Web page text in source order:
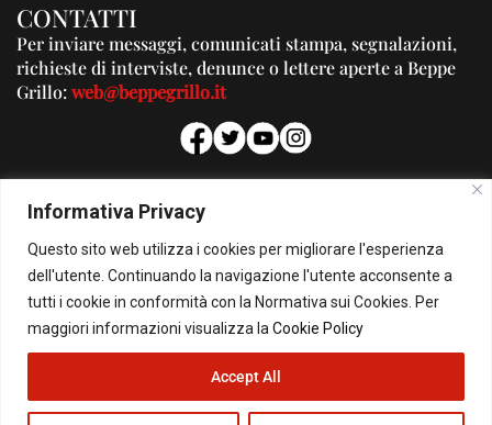
Informativa Privacy
Questo sito web utilizza i cookies per migliorare l'esperienza
dell'utente. Continuando la navigazione l'utente acconsente a
tutti i cookie in conformità con la Normativa sui Cookies. Per
maggiori informazioni visualizza la Cookie Policy
Accept All
CONTATTI
Per inviare messaggi, comunicati stampa, segnalazioni,
richieste di interviste, denunce o lettere aperte a Beppe
Grillo:web@beppegrillo.it
PUBBLICITA'
Per la tua pubblicità su questo Blog:
pubblicita@beppegrillo.it
© Copyright 2026 - Il Blog di Beppe Grillo. All Rights Reserved - Powered by
happygrafic.com